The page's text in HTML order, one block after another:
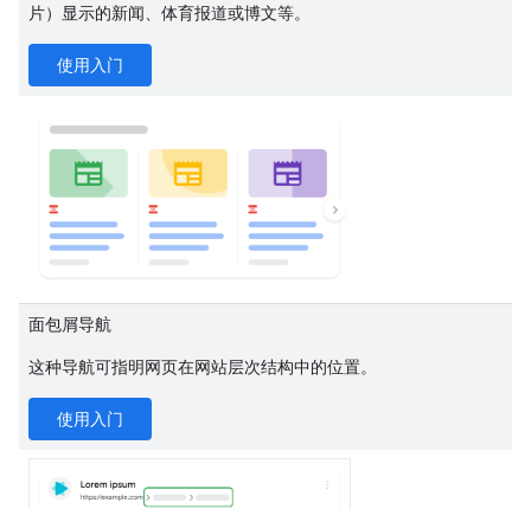
片）显示的新闻、体育报道或博文等。
使用入门
面包屑导航
这种导航可指明网页在网站层次结构中的位置。
使用入门